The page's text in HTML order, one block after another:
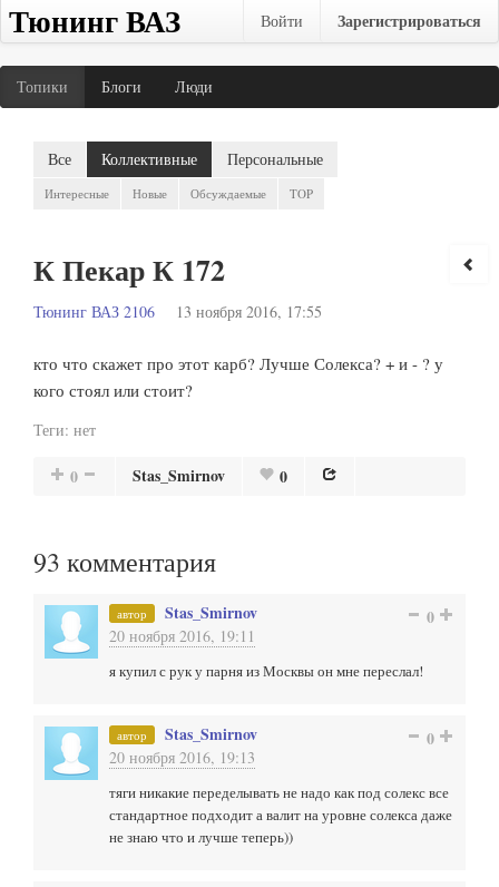
Тюнинг ВАЗ Войти Зарегистрироваться
Топики Блоги Люди
Все Коллективные Персональные
Интересные Новые Обсуждаемые TOP
К Пекар К 172
Тюнинг ВАЗ 2106 13 ноября 2016, 17:55
кто что скажет про этот карб? Лучше Солекса? + и - ? у
кого стоял или стоит?
Теги: нет
0 Stas_Smirnov 0
93 комментария
автор Stas_Smirnov
20 ноября 2016, 19:11
0
я купил с рук у парня из Москвы он мне переслал!
автор Stas_Smirnov
20 ноября 2016, 19:13
0
тяги никакие переделывать не надо как под солекс все
стандартное подходит а валит на уровне солекса даже
не знаю что и лучше теперь))